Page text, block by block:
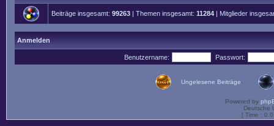
Beiträge insgesamt: 99263 | Themen insgesamt: 11284 | Mitglieder
Anmelden
Benutzername: Passwort:
Ungelesene Beiträge
Powered by
Deutsche
[ Time :